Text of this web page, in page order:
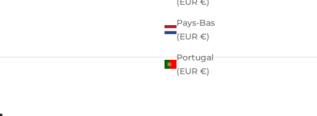
Pays-Bas
(EUR €)
Portugal
(EUR €)